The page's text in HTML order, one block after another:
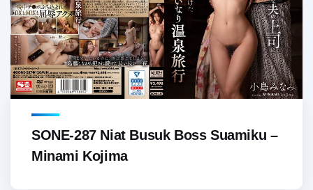
SONE-287 Niat Busuk Boss Suamiku –
Minami Kojima